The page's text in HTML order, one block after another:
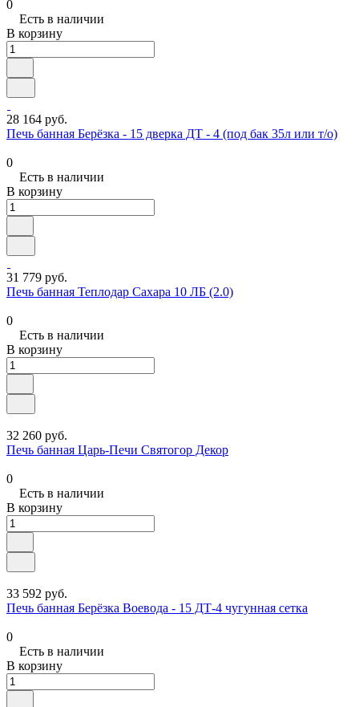
0
Есть в наличии
В корзину
28 164 руб.
Печь банная Берёзка - 15 дверка ДТ - 4 (под бак 35л или т/о)
0
Есть в наличии
В корзину
31 779 руб.
Печь банная Теплодар Сахара 10 ЛБ (2.0)
0
Есть в наличии
В корзину
32 260 руб.
Печь банная Царь-Печи Святогор Декор
0
Есть в наличии
В корзину
33 592 руб.
Печь банная Берёзка Воевода - 15 ДТ-4 чугунная сетка
0
Есть в наличии
В корзину